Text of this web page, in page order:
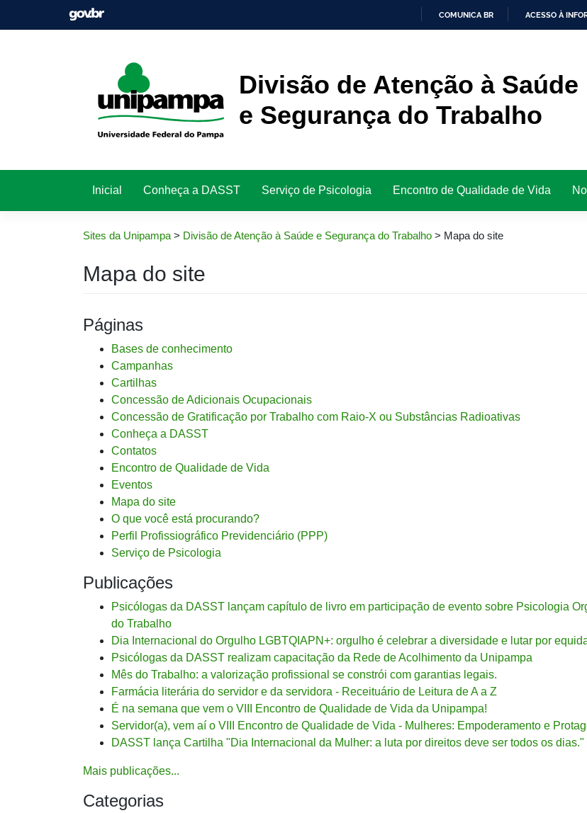
COMUNICA BR ACESSO À
Divisão de Atenção à Saúde
e Segurança do Trabalho
Inicial Conheça a DASST Serviço de Psicologia Encontro de Qualidade de Vida
Sites da Unipampa> Divisão de Atenção à Saúde e Segurança do Trabalho > Mapa do site
Mapa do site
Páginas
Bases de conhecimento
Campanhas
Cartilhas
Concessão de Adicionais Ocupacionais
Concessão de Gratificação por Trabalho com Raio-X ou Substâncias Radioativas
Conheça a DASST
Contatos
Encontro de Qualidade de Vida
Eventos
Mapa do site
O que você está procurando?
Perfil Profissiográfico Previdenciário (PPP)
Serviço de Psicologia
Publicações
Psicólogas da DASST lançam capítulo de livro em participação de evento sobre Psicologia
do Trabalho
Dia Internacional do Orgulho LGBTQIAPN+: orgulho é celebrar a diversidade e lutar por
Psicólogas da DASST realizam capacitação da Rede de Acolhimento da Unipampa
Mês do Trabalho: a valorização profissional se constrói com garantias legais.
Farmácia literária do servidor e da servidora - Receituário de Leitura de A a Z
É na semana que vem o VIII Encontro de Qualidade de Vida da Unipampa!
Servidor(a), vem aí o VIII Encontro de Qualidade de Vida - Mulheres: Empoderamento e
DASST lança Cartilha "Dia Internacional da Mulher: a luta por direitos deve ser todos os dias."
Mais publicações...
Categorias